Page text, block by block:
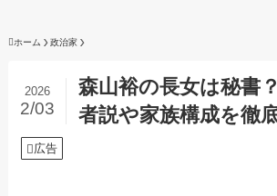
ホーム 政治家
森山裕の長女は秘書
者説や家族構成を徹
2026
2/03
広告